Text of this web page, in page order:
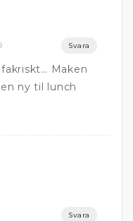
Svara
Maken
ny til lunch
Svara